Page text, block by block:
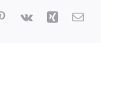
2021-
08-
Pinterest
Vk Xing Correo